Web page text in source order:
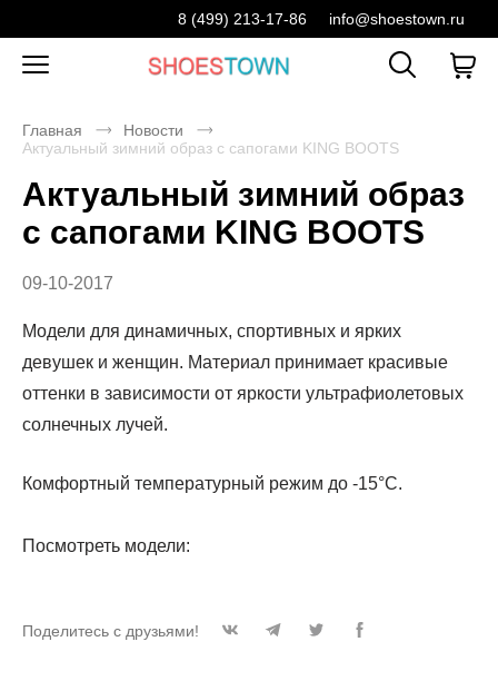
8 (499) 213-17-86 info@shoestown.ru
Главная
Новости
Актуальный зимний образ с сапогами KING BOOTS
Актуальный зимний образ
с сапогами KING BOOTS
09-10-2017
Модели для динамичных, спортивных и ярких
девушек и женщин. Материал принимает красивые
оттенки в зависимости от яркости ультрафиолетовых
солнечных лучей.
Комфортный температурный режим до -15°C.
Посмотреть модели:
Поделитесь с друзьями!